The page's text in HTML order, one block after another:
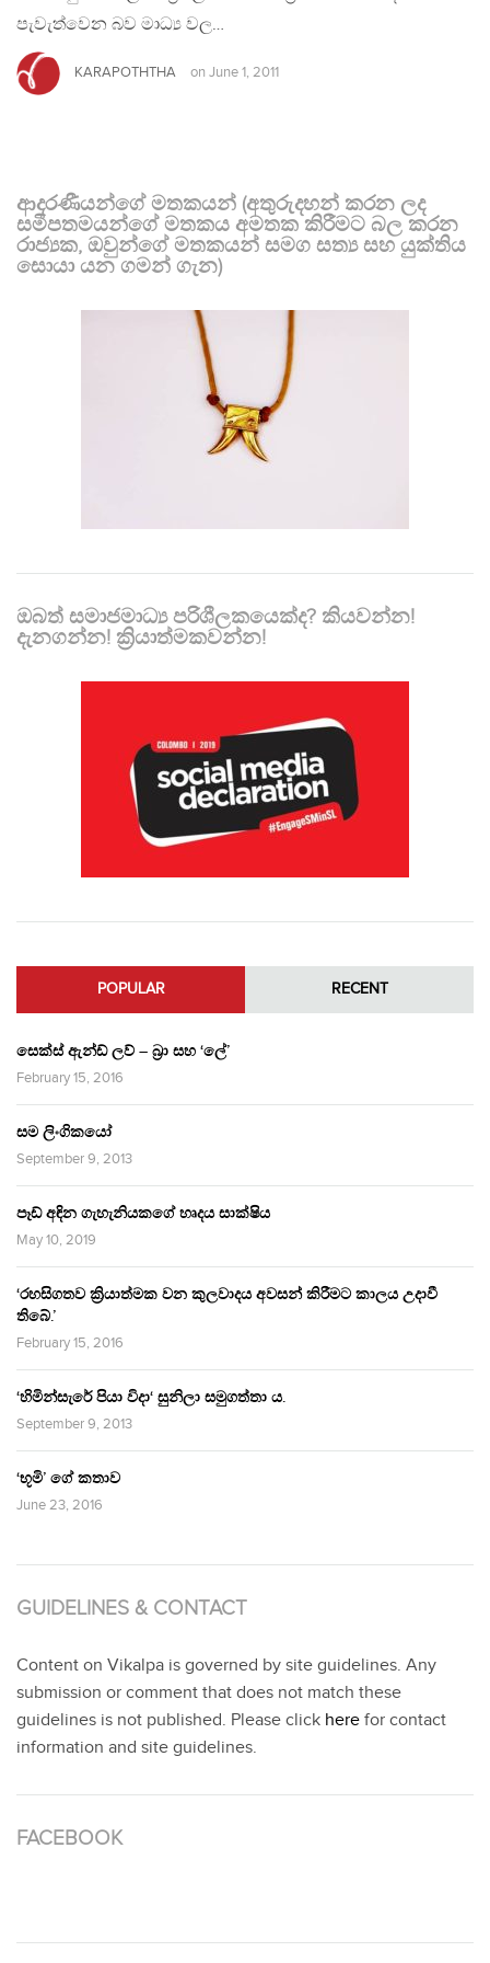
පැවැත්වෙන බව මාධ්‍ය වල…
KARAPOTHTHA on June 1, 2011
ආදරණීයන්ගේ මතකයන් (අතුරුදහන් කරන ලද
සමීපතමයන්ගේ මතකය අමතක කිරීමට බල කරන
රාජ්‍යක, ඔවුන්ගේ මතකයන් සමග සත්‍ය සහ යුක්තිය
සොයා යන ගමන් ගැන)
ඔබත් සමාජමාධ්‍ය පරිශීලකයෙක්ද? කියවන්න!
දැනගන්න! ක්‍රියාත්මකවන්න!
POPULAR RECENT
සෙක්ස් ඇන්ඩ් ලව් – බ්‍රා සහ ‘ලේ’
February 15, 2016
සම ලිංගිකයෝ
September 9, 2013
පෑඩ් අඳින ගැහැනියකගේ හෘදය සාක්ෂිය
May 10, 2019
‘රහසිගතව ක්‍රියාත්මක වන කුලවාදය අවසන් කිරීමට කාලය උදාවී
තිබේ.’
February 15, 2016
‘හිමින්සැරේ පියා විදා‘ සුනිලා සමුගත්තා ය.
September 9, 2013
‘භූමි’ ගේ කතාව
June 23, 2016
GUIDELINES & CONTACT
Content on Vikalpa is governed by site guidelines. Any
submission or comment that does not match these
guidelines is not published. Please click here for contact
information and site guidelines.
FACEBOOK